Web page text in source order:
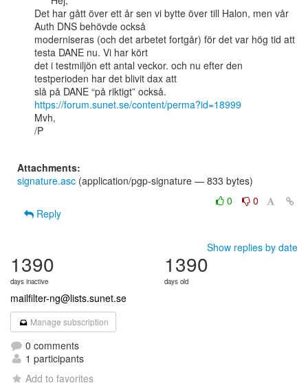
Det har gått över ett år sen vi bytte över till Halon, men vår
Auth DNS behövde också
moderniseras (och det arbetet fortgår) för det var hög tid att
testa DANE nu. Vi har kört
det i testmiljön ett antal veckor. och nu efter den
testperioden har det blivit dax att
https://forum.sunet.se/content/perma?id=18999
Mvh,
/P
Attachments:
signature.asc (application/pgp-signature — 833 bytes)
0
0
Reply
Show replies by date
1390
days inactive
1390
days old
mailfilter-ng@lists.sunet.se
Manage subscription
0 comments
1 participants
Add to favorites